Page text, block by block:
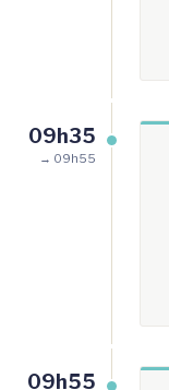
09h35
→ 09h55
09h55